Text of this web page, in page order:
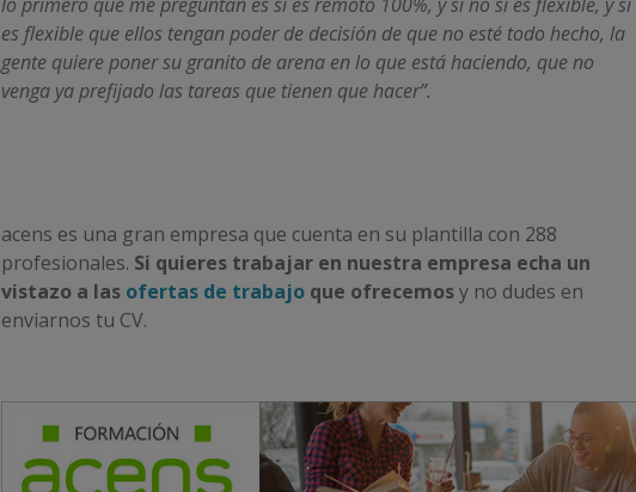
lo primero que me preguntan es si es remoto 100%, y si no si es flexible, y si
es flexible que ellos tengan poder de decisión de que no esté todo hecho, la
gente quiere poner su granito de arena en lo que está haciendo, que no
venga ya prefijado las tareas que tienen que hacer”.
acens es una gran empresa que cuenta en su plantilla con 288
profesionales. Si quieres trabajar en nuestra empresa echa un
vistazo a las ofertas de trabajo que ofrecemosy no dudes en
enviarnos tu CV.